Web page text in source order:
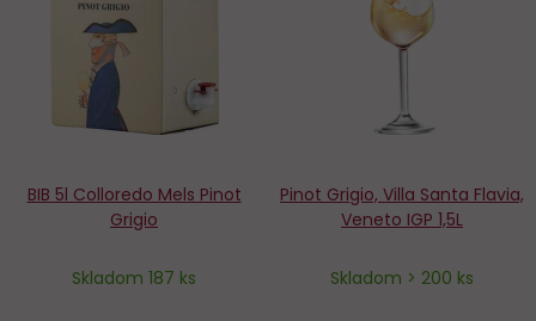
BIB 5l Colloredo Mels Pinot
Grigio
Skladom 187 ks
Pinot Grigio, Villa Santa Flavia,
Veneto IGP 1,5L
Skladom > 200 ks